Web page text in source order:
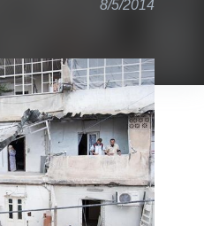
8/5/2014